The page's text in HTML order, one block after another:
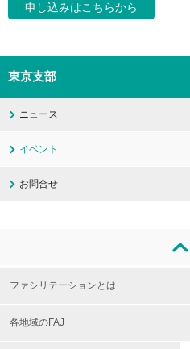
申し込みはこちらから
東京支部
ニュース
イベント
お問合せ
ファシリテーションとは
各地域のFAJ